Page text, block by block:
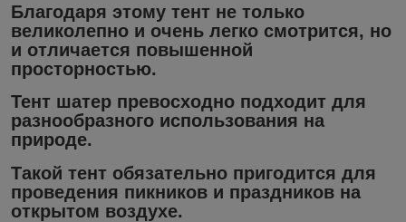
Благодаря этому тент не только
великолепно и очень легко смотрится, но
и отличается повышенной
просторностью.
Тент шатер превосходно подходит для
разнообразного использования на
природе.
Такой тент обязательно пригодится для
проведения пикников и праздников на
открытом воздухе.